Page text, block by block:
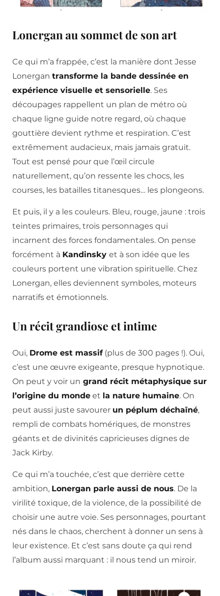
Lonergan au sommet de son art
Ce qui m’a frappée, c’est la manière dont Jesse
Lonergan transforme la bande dessinée en
expérience visuelle et sensorielle. Ses
découpages rappellent un plan de métro où
chaque ligne guide notre regard, où chaque
gouttière devient rythme et respiration. C’est
extrêmement audacieux, mais jamais gratuit.
Tout est pensé pour que l’œil circule
naturellement, qu’on ressente les chocs, les
courses, les batailles titanesques… les plongeons.
Et puis, il y a les couleurs. Bleu, rouge, jaune : trois
teintes primaires, trois personnages qui
incarnent des forces fondamentales. On pense
forcément à Kandinsky et à son idée que les
couleurs portent une vibration spirituelle. Chez
Lonergan, elles deviennent symboles, moteurs
narratifs et émotionnels.
Un récit grandiose et intime
Oui, Drome est massif(plus de 300 pages !). Oui,
c’est une œuvre exigeante, presque hypnotique.
On peut y voir un grand récit métaphysique sur
l’origine du monde et la nature humaine. On
peut aussi juste savourer un péplum déchaîné,
rempli de combats homériques, de monstres
géants et de divinités capricieuses dignes de
Jack Kirby.
Ce qui m’a touchée, c’est que derrière cette
ambition, Lonergan parle aussi de nous. De la
virilité toxique, de la violence, de la possibilité de
choisir une autre voie. Ses personnages, pourtant
nés dans le chaos, cherchent à donner un sens à
leur existence. Et c’est sans doute ça qui rend
l’album aussi marquant : il nous tend un miroir.